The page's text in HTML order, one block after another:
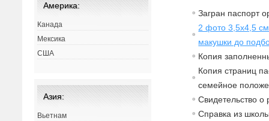
Загран паспорт
2 фото 3,5х4,5
макушки до
Копия
Копия страниц
семейное
Свидетельство о
Справка из
Америка:
Канада
Мексика
США
Азия:
Вьетнам